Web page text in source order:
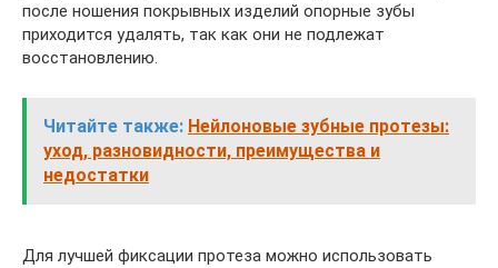
после ношения покрывных изделий опорные зубы
приходится удалять, так как они не подлежат
восстановлению.
Читайте также: Нейлоновые зубные протезы:
уход, разновидности, преимущества и
недостатки
Для лучшей фиксации протеза можно использовать